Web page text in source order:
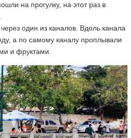
на прогулку, на этот раз в
один из каналов. Вдоль канала
а по самому каналу проплывали
и фруктами.